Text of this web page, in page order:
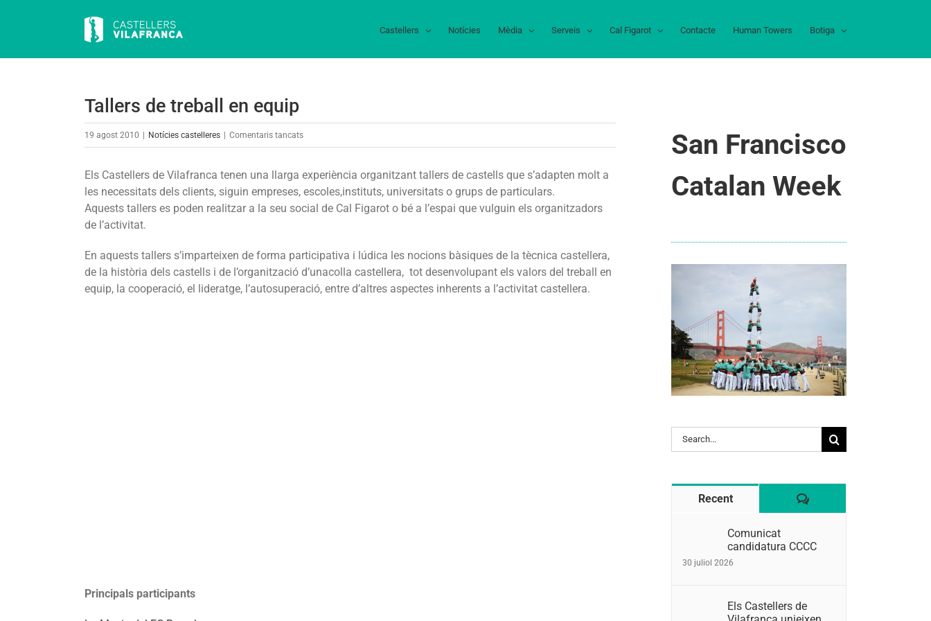
Castellers Notícies Mèdia Serveis Cal Figarot Contacte Human Towers Botiga
Tallers de treball en equip
19 agost 2010 Notícies castelleres Comentaris tancatsa
Els Castellers de Vilafranca tenen una llarga experiència organitzant tallers de castells que s’adapten molt a
les necessitats dels clients, siguin empreses, escoles,instituts, universitats o grups de particulars.
Aquests tallers es poden realitzar a la seu social de Cal Figarot o bé a l’espai que vulguin els organitzadors
de l’activitat.
En aquests tallers s’imparteixen de forma participativa i lúdica les nocions bàsiques de la tècnica castellera,
de la història dels castells i de l’organització d’unacolla castellera, tot desenvolupant els valors del treball en
equip, la cooperació, el lideratge, l’autosuperació, entre d’altres aspectes inherents a l’activitat castellera.
Principals participants
San Francisco
Catalan Week
Search
for:
Recent Comentaris
Comunicat
candidatura CCCC
30 juliol 2026
Els Castellers de